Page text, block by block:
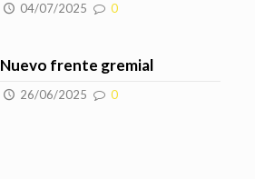
04/07/2025 0
Nuevo frente gremial
26/06/2025 0